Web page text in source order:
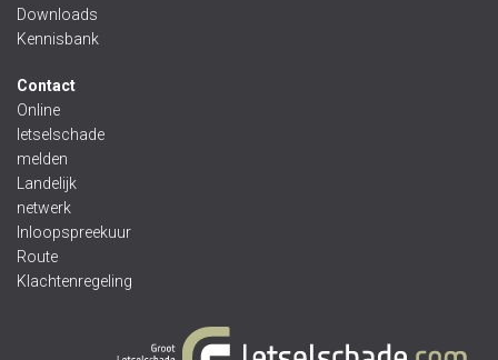
Downloads
Kennisbank
Contact
Online
letselschade
melden
Landelijk
netwerk
Inloopspreekuur
Route
Klachtenregeling